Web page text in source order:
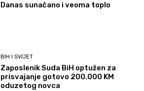
Danas sunačano i veoma toplo
BIH I SVIJET
Zaposlenik Suda BiH optužen za
prisvajanje gotovo 200.000 KM
oduzetog novca